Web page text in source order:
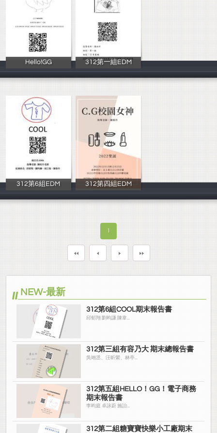
Hello!GG
李昀庭卓詠蔚施
312第一組EDM
王昱叡、李妍慧
312第6組EDM
劉昀謙 邱郁翔
312第四組EDM
吳尚諭、羅冠崴
1
NEW-最新
312第6組COOL期末報告書
邱郁翔 劉昀謙 陳韋...
312第三組有容乃大 期末總報告書
吳翊丞、汪昕縈、林亭...
312第五組HELLO！GG！電子商務
期末報告書
李昀庭 卓詠蔚 施詒...
312第二組糖寶寶快樂小工廠期末